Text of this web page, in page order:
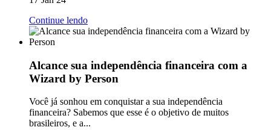
Continue lendo
Alcance sua independência financeira com a
Wizard by Person
Você já sonhou em conquistar a sua independência
financeira? Sabemos que esse é o objetivo de muitos
brasileiros, e a...